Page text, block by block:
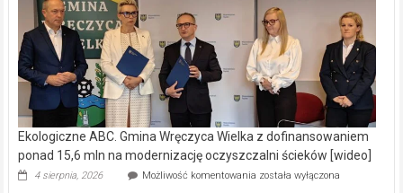
Ekologiczne ABC. Gmina Wręczyca Wielka z dofinansowaniem
ponad 15,6 mln na modernizację oczyszczalni ścieków [wideo]
4 sierpnia, 2026 Możliwość komentowania Ekologiczne
została wyłączona